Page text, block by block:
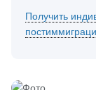
Получить